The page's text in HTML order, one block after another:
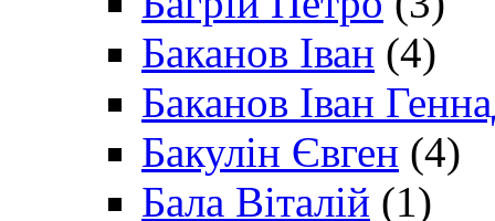
Баканов Іван (4)
Баканов Іван
Бакулін Євген (4)
Бала Віталій (1)